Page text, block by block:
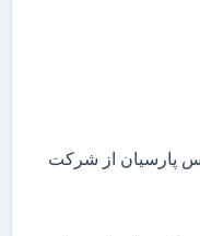
پارسیان از شرکت